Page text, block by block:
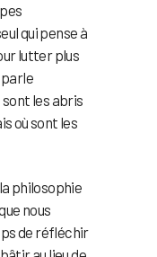
qui pense à
lutter plus
sont les abris
où sont les
philosophie
nous
de réfléchir